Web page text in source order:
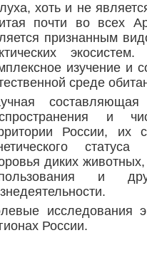
хоть и не
почти во всех
признанным
изучение и
среде
и
России, их
диких
и
исследования
России.